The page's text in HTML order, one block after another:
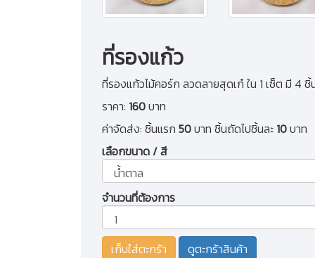
ที่รองแก้ว
ที่รองแก้วไม้คอร์ก ลวดลายสุดเก๋ ใน 1 เซ็ต มี 4
ราคา: 160บาท
ค่าจัดส่ง: ชิ้นแรก 50บาท ชิ้นถัดไปชิ้นละ 10บาท
เลือกขนาด / สี
จำนวนที่ต้องการ
ดูตะกร้าสินค้า